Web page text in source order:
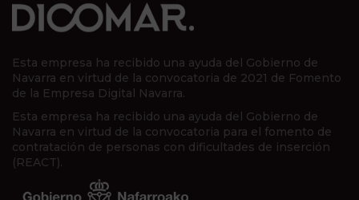
Esta empresa ha recibido una ayuda del Gobierno de
Navarra en virtud de la convocatoria de 2021 de Fomento
de la Empresa Digital Navarra.
Esta empresa ha recibido una ayuda del Gobierno de
Navarra en virtud de la convocatoria para el fomento de
contratación de personas con dificultades de inserción
(REACT).